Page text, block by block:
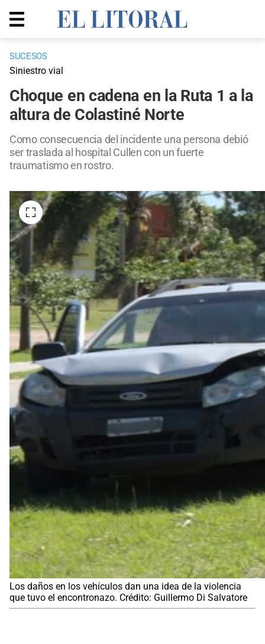
SUCESOS
Siniestro vial
Choque en cadena en la Ruta 1 a la
altura de Colastiné Norte
Como consecuencia del incidente una persona debió
ser traslada al hospital Cullen con un fuerte
traumatismo en rostro.
Los daños en los vehículos dan una idea de la violencia
que tuvo el encontronazo. Crédito: Guillermo Di Salvatore